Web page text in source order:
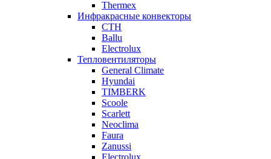
Thermex
Инфракрасные конвекторы
CTH
Ballu
Electrolux
Тепловентиляторы
General Climate
Hyundai
TIMBERK
Scoole
Scarlett
Neoclima
Faura
Zanussi
Electrolux